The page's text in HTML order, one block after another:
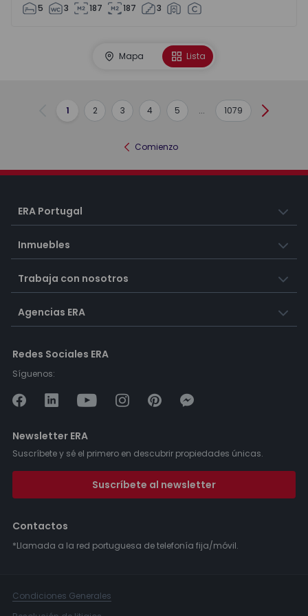
5 3 187 187 3
Mapa Lista
Anterior
1 2 3 4 5 ... 1079
Comienzo
ERA Portugal
Inmuebles
Trabaja con nosotros
Agencias ERA
Redes Sociales ERA
Síguenos:
Newsletter ERA
Suscríbete y sé el primero en descubrir propiedades únicas.
Suscríbete al newsletter
Contactos
*Llamada a la red portuguesa de telefonía fija/móvil.
Condiciones Generales